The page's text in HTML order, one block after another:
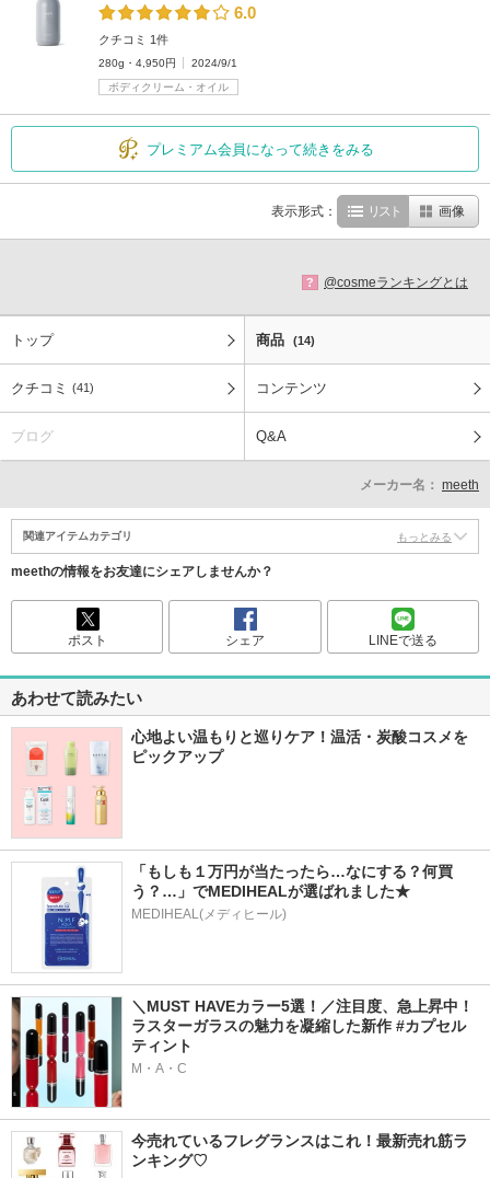
6.0
クチコミ 1件
280g・4,950円
2024/9/1
ボディクリーム・オイル
プレミアム会員になって続きをみる
表示形式： リスト 画像
? @cosmeランキングとは
トップ 商品 (14)
クチコミ (41) コンテンツ
ブログ Q&A
メーカー名： meeth
関連アイテムカテゴリ もっとみる
meethの情報をお友達にシェアしませんか？
ポスト シェア LINEで送る
あわせて読みたい
心地よい温もりと巡りケア！温活・炭酸コスメを
ピックアップ
「もしも１万円が当たったら…なにする？何買
う？…」でMEDIHEALが選ばれました★
MEDIHEAL(メディヒール)
＼MUST HAVEカラー5選！／注目度、急上昇中！
ラスターガラスの魅力を凝縮した新作 #カプセル
ティント
M・A・C
今売れているフレグランスはこれ！最新売れ筋ラ
ンキング♡